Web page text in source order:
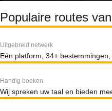
Populaire routes
Uitgebreid netwerk
Eén platform, 34+
Handig boeken
Wij spreken uw taal en bieden